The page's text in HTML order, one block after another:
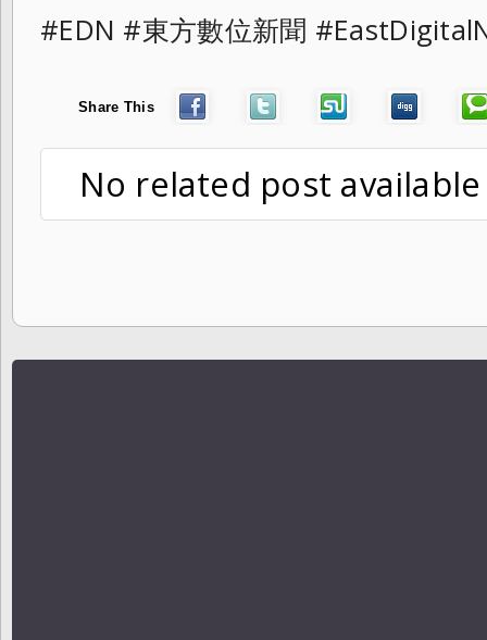
#EDN #東方數位新聞
Share This
No related post available